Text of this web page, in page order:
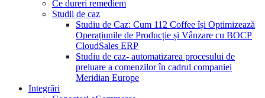
Ce dureri remediem
Studii de caz
Studiu de Caz: Cum 112 Coffee își Optimizează
Operațiunile de Producție și Vânzare cu BOCP
CloudSales ERP
Studiu de caz- automatizarea procesului de
preluare a comenzilor în cadrul companiei
Meridian Europe
Integrări